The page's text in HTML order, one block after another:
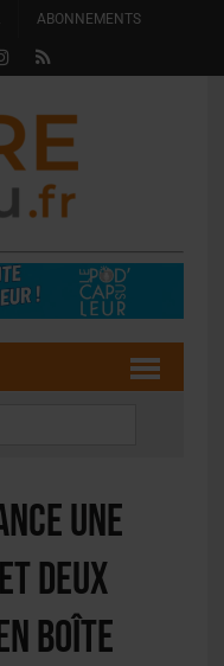
ABONNEMENTS
une
deux
boîte